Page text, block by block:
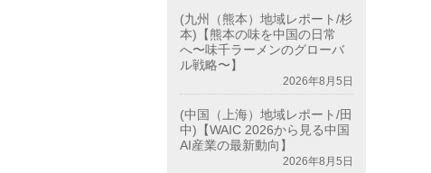
(九州（熊本）地域レポート/杉
本)【熊本の味を中国の日常
へ〜味千ラーメンのグローバ
ル戦略〜】
2026年8月5日
(中国（上海）地域レポート/田
中)【WAIC 2026から見る中国
AI産業の最新動向】
2026年8月5日